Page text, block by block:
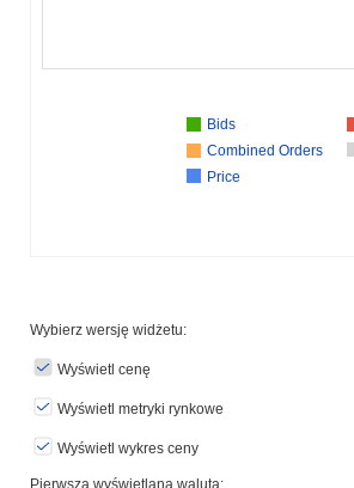
Bids
Combined Orders
Price
Wybierz wersję widżetu:
Wyświetl cenę
Wyświetl metryki rynkowe
Wyświetl wykres ceny